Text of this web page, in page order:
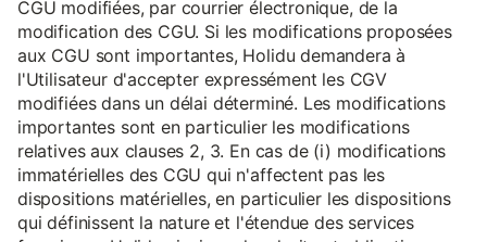
CGU modifiées, par courrier électronique, de la
modification des CGU. Si les modifications proposées
aux CGU sont importantes, Holidu demandera à
l'Utilisateur d'accepter expressément les CGV
modifiées dans un délai déterminé. Les modifications
importantes sont en particulier les modifications
relatives aux clauses 2, 3. En cas de (i) modifications
immatérielles des CGU qui n'affectent pas les
dispositions matérielles, en particulier les dispositions
qui définissent la nature et l'étendue des services